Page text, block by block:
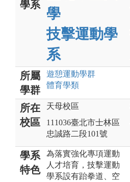
學系
學
技擊運動學
系
所屬
學群
遊憩運動學群
體育學類
所在
校區
天母校區
111036臺北市士林區
忠誠路二段101號
學系
特色
為落實強化專項運動
人才培育，技擊運動
學系設有跆拳道、空